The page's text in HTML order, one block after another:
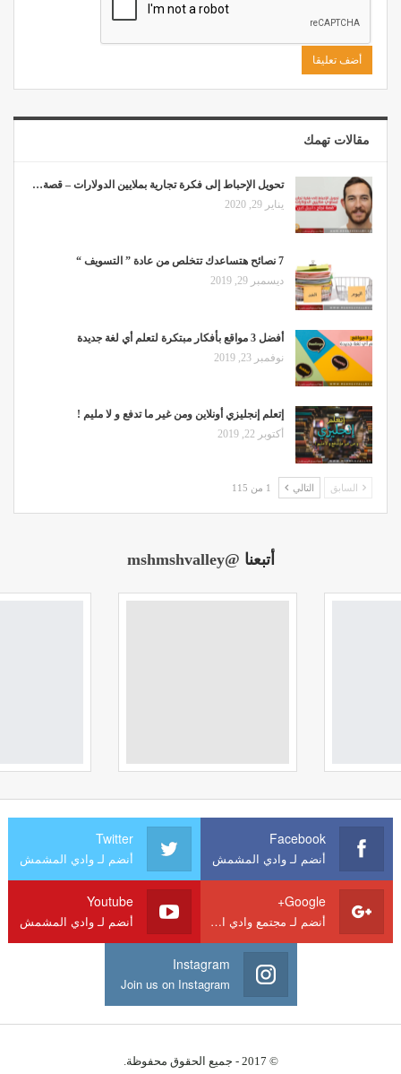
مقالات تهمك
تحويل الإحباط إلى فكرة تجارية بملايين الدولارات – قصة…
يناير 29, 2020
7 نصائح هتساعدك تتخلص من عادة ” التسويف “
ديسمبر 29, 2019
أفضل 3 مواقع بأفكار مبتكرة لتعلم أي لغة جديدة
نوفمبر 23, 2019
إتعلم إنجليزي أونلاين ومن غير ما تدفع و لا مليم !
أكتوبر 22, 2019
السابق التالي 1 من 115
أتبعنا @mshmshvalley
Facebook
أنضم لـ وادي المشمش
Twitter
أنضم لـ وادي المشمش
Google+
أنضم لـ مجتمع وادي المشمش
Youtube
أنضم لـ وادي المشمش
Instagram
Join us on Instagram
© 2017 - جميع الحقوق محفوظة.